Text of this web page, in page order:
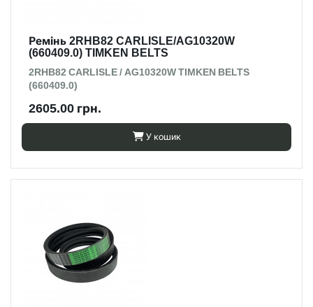
Ремінь 2RHB82 CARLISLE/AG10320W
(660409.0) TIMKEN BELTS
2RHB82 CARLISLE / AG10320W TIMKEN BELTS
(660409.0)
2605.00 грн.
У кошик